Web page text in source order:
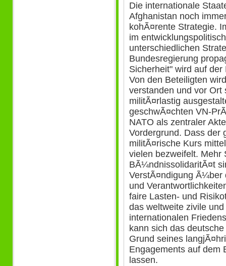
Die internationale
Afghanistan noch
kohÃ¤rente Strategie.
im
unterschiedlichen
Bundesregierung
Sicherheit" wird auf
Von den Beteiligten
verstanden und vor Ort
militÃ¤rlastig
geschwÃ¤chten VN-
NATO als zentraler
Vordergrund. Dass der
militÃ¤rische Kurs
vielen bezweifelt. Mehr
BÃ¼ndnissolidaritÃ¤t
VerstÃ¤ndigung Ã¼ber
und
faire Lasten- und
das weltweite zivile
internationalen
kann sich das
Grund seines
Engagements auf dem
lassen.